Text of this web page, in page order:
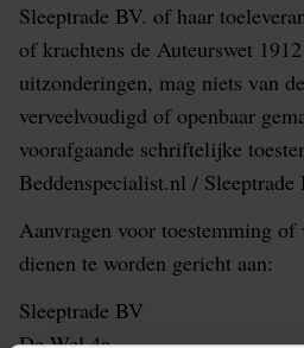
Sleeptrade BV. of haar
of krachtens de Auteurswet
uitzonderingen, mag niets van
verveelvoudigd of openbaar
voorafgaande schriftelijke
Beddenspecialist.nl / Sleeptrade
Aanvragen voor toestemming of
dienen te worden gericht aan:
Sleeptrade BV